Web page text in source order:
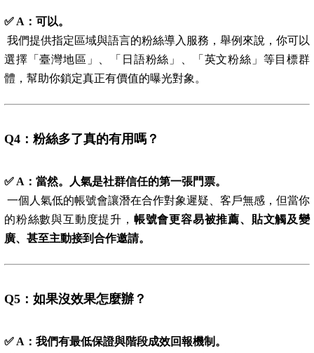
✅ A ：可以。
我們提供指定區域與語言的粉絲導入服務，舉例來說，你可以
選擇「臺灣地區」、「日語粉絲」、「英文粉絲」等目標群
體，幫助你鎖定真正有價值的曝光對象。
Q4 ：粉絲多了真的有用嗎？
✅ A ：當然。人氣是社群信任的第一張門票。
一個人氣低的帳號會讓潛在合作對象遲疑、客戶無感，但當你
的粉絲數與互動度提升， 帳號會更容易被推薦、貼文觸及變
廣、甚至主動接到合作邀請。
Q5 ：如果沒效果怎麼辦？
✅ A ：我們有最低保證與階段成效回報機制。